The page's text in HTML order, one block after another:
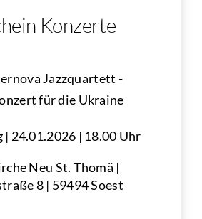
Konzerte
Jazzquartett -
für die Ukraine
| 24.01.2026 | 18.00 Uhr
Neu St. Thomä |
8 | 59494 Soest